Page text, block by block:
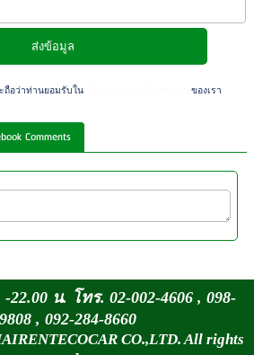
ถือว่าท่านยอมรับในนโยบายความเป็นส่วนตัว ของเรา
Comments
น. โทร. 02-002-4606 , 098-
, 092-284-8660
CO.,LTD. All rights